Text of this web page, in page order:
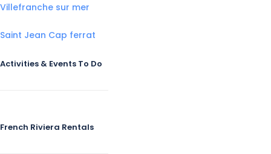
Villefranche sur mer
Saint Jean Cap ferrat
Activities & Events To Do
French Riviera Rentals